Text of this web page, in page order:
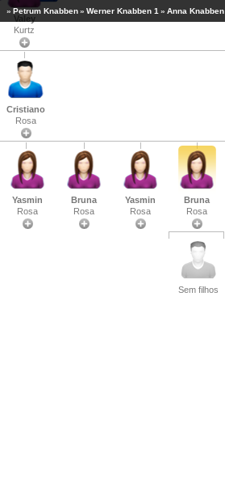
Anna Knabben
»
Werner Knabben 1
»
Petrum Knabben
»
Valey
Kurtz
Cristiano
Rosa
Yasmin
Rosa
Bruna
Rosa
Yasmin
Rosa
Bruna
Rosa
Sem filhos